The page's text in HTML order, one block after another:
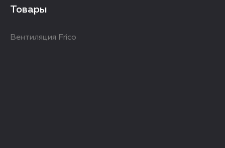
Товары
Вентиляция Frico